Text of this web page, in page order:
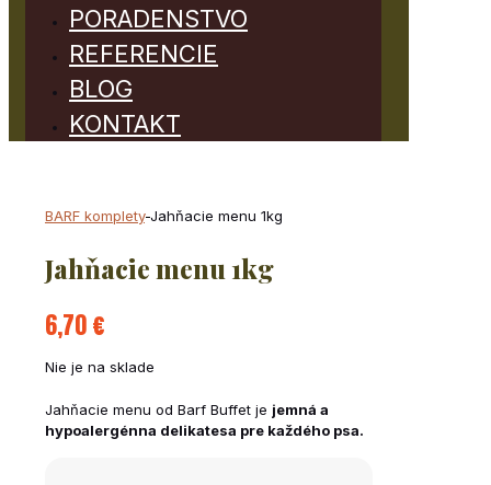
PORADENSTVO
REFERENCIE
BLOG
KONTAKT
BARF komplety-Jahňacie menu 1kg
Jahňacie menu 1kg
6,70€
Nie je na sklade
Jahňacie menu od Barf Buffet je jemná a
hypoalergénna delikatesa pre každého psa.